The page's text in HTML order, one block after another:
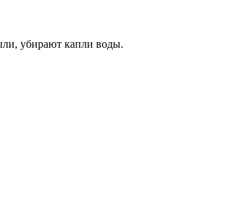
убирают капли воды.